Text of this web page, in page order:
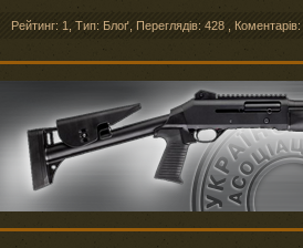
Рейтинг: 1 Тип: Блоґ Переглядів: 428 Коментарів: